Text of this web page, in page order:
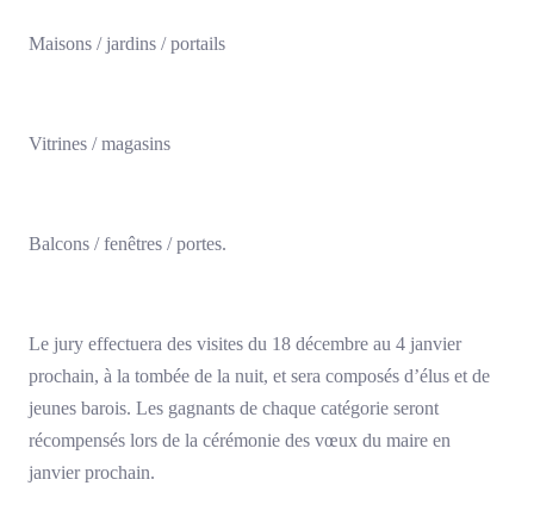
Maisons / jardins / portails
Vitrines / magasins
Balcons / fenêtres / portes.
Le jury effectuera des visites du 18 décembre au 4 janvier
prochain, à la tombée de la nuit, et sera composés d’élus et de
jeunes barois. Les gagnants de chaque catégorie seront
récompensés lors de la cérémonie des vœux du maire en
janvier prochain.